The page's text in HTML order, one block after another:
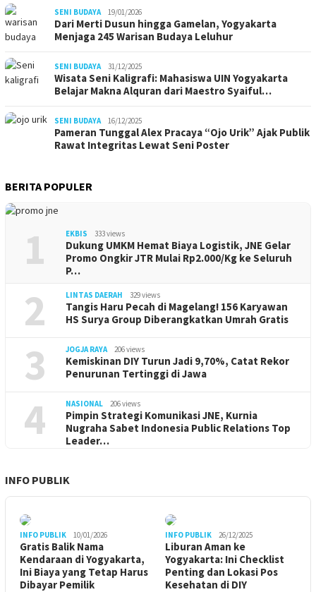
SENI BUDAYA 19/01/2026
Dari Merti Dusun hingga Gamelan, Yogyakarta
Menjaga 245 Warisan Budaya Leluhur
SENI BUDAYA 31/12/2025
Wisata Seni Kaligrafi: Mahasiswa UIN Yogyakarta
Belajar Makna Alquran dari Maestro Syaiful…
SENI BUDAYA 16/12/2025
Pameran Tunggal Alex Pracaya “Ojo Urik” Ajak Publik
Rawat Integritas Lewat Seni Poster
BERITA POPULER
1 EKBIS 333 views
Dukung UMKM Hemat Biaya Logistik, JNE Gelar
Promo Ongkir JTR Mulai Rp2.000/Kg ke Seluruh
P…
2 LINTAS DAERAH 329 views
Tangis Haru Pecah di Magelang! 156 Karyawan
HS Surya Group Diberangkatkan Umrah Gratis
3 JOGJA RAYA 206 views
Kemiskinan DIY Turun Jadi 9,70%, Catat Rekor
Penurunan Tertinggi di Jawa
4 NASIONAL 206 views
Pimpin Strategi Komunikasi JNE, Kurnia
Nugraha Sabet Indonesia Public Relations Top
Leader…
INFO PUBLIK
INFO PUBLIK 10/01/2026
Gratis Balik Nama
Kendaraan di Yogyakarta,
Ini Biaya yang Tetap Harus
Dibayar Pemilik
INFO PUBLIK 26/12/2025
Liburan Aman ke
Yogyakarta: Ini Checklist
Penting dan Lokasi Pos
Kesehatan di DIY